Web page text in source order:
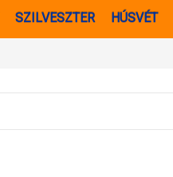
SZILVESZTER HÚSVÉT